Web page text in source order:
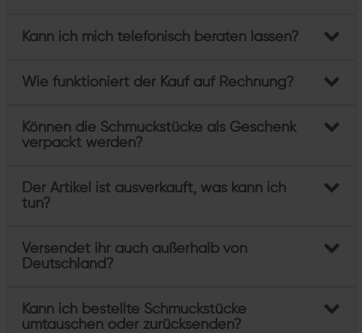
Kann ich mich telefonisch beraten lassen?
Wie funktioniert der Kauf auf Rechnung?
Können die Schmuckstücke als Geschenk
verpackt werden?
Der Artikel ist ausverkauft, was kann ich
tun?
Versendet ihr auch außerhalb von
Deutschland?
Kann ich bestellte Schmuckstücke
umtauschen oder zurücksenden?